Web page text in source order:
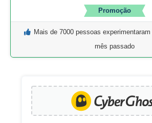
Promoção
Mais de 7000 pessoas
mês passado